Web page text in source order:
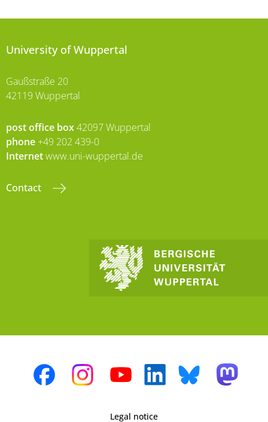
University of Wuppertal
Gaußstraße 20
42119 Wuppertal
post office box42097 Wuppertal
phone +49 202 439-0
Internetwww.uni-wuppertal.de
Contact
Legal notice